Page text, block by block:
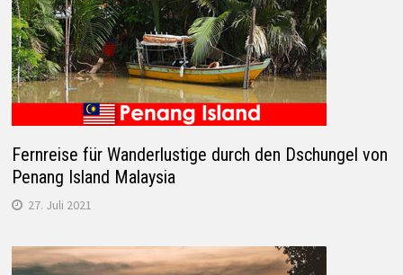
Fernreise für Wanderlustige durch den Dschungel von
Penang Island Malaysia
27. Juli 2021